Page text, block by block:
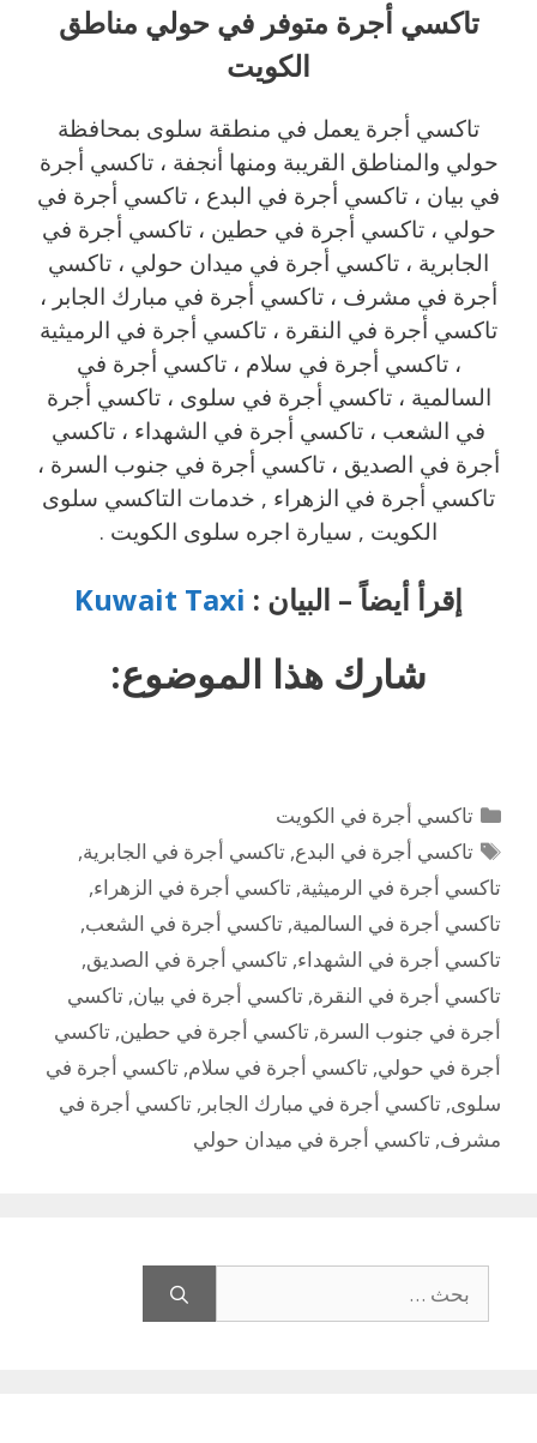
تاكسي أجرة متوفر في حولي مناطق
الكويت
تاكسي أجرة يعمل في منطقة سلوى بمحافظة
حولي والمناطق القريبة ‎ومنها أنجفة ، تاكسي أجرة
في بيان ، تاكسي أجرة في البدع ، تاكسي أجرة في
حولي ، تاكسي أجرة في حطين ، تاكسي أجرة في
الجابرية ، تاكسي أجرة في ميدان حولي ، تاكسي
أجرة في مشرف ، تاكسي أجرة في مبارك الجابر ،
تاكسي أجرة في النقرة ، تاكسي أجرة في الرميثية
، تاكسي أجرة في سلام ، تاكسي أجرة في
السالمية ، تاكسي أجرة في سلوى ، تاكسي أجرة
في الشعب ، تاكسي أجرة في الشهداء ، تاكسي
أجرة في الصديق ، تاكسي أجرة في جنوب السرة ،
تاكسي أجرة في الزهراء , خدمات التاكسي سلوى
الكويت , سيارة اجره سلوى الكويت .
إقرأ أيضاً – البيان : Kuwait Taxi
شارك هذا الموضوع:
التصنيفات
تاكسي أجرة في الكويت
الوسوم
تاكسي أجرة في البدع,تاكسي أجرة في الجابرية,
تاكسي أجرة في الرميثية, تاكسي أجرة في الزهراء,
تاكسي أجرة في السالمية, تاكسي أجرة في الشعب,
تاكسي أجرة في الشهداء, تاكسي أجرة في الصديق,
تاكسي أجرة في النقرة, تاكسي أجرة في بيان, تاكسي
أجرة في جنوب السرة, تاكسي أجرة في حطين, تاكسي
أجرة في حولي, تاكسي أجرة في سلام, تاكسي أجرة في
سلوى, تاكسي أجرة في مبارك الجابر , تاكسي أجرة في
مشرف, تاكسي أجرة في ميدان حولي
عن: